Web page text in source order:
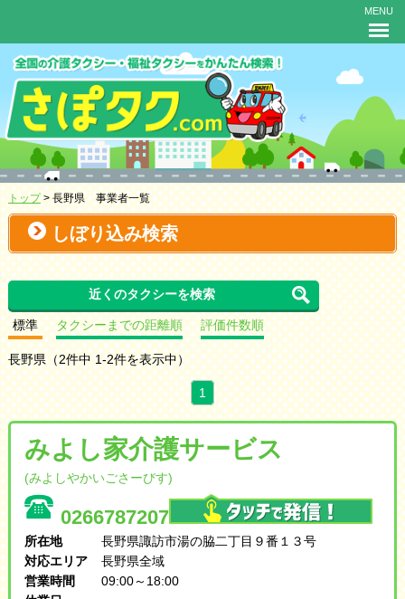
MENU
トップ> 長野県 事業者一覧
しぼり込み検索
近くのタクシーを検索
標準 タクシーまでの距離順 評価件数順
長野県（2件中 1-2件を表示中）
1
みよし家介護サービス
(みよしやかいごさーびす)
0266787207
所在地
長野県諏訪市湯の脇二丁目９番１３号
対応エリア
長野県全域
営業時間
09:00～18:00